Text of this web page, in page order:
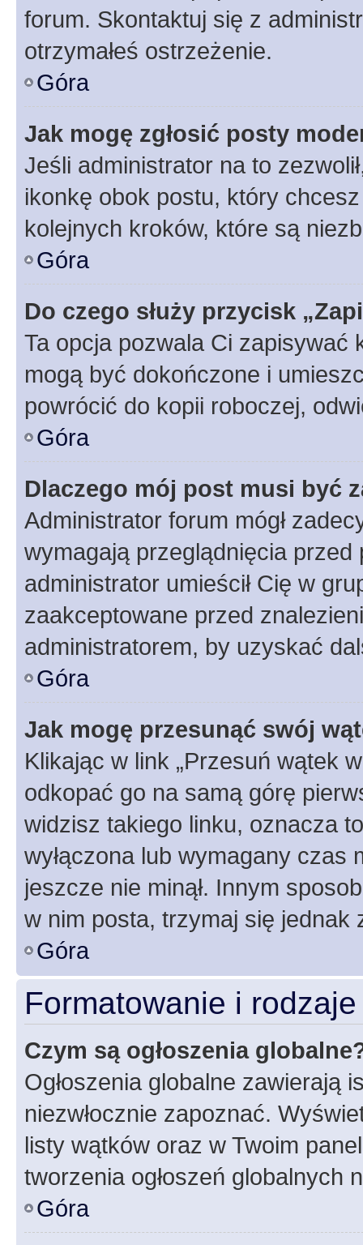
forum. Skontaktuj się z
otrzymałeś ostrzeżenie.
Góra
Jak mogę zgłosić posty
Jeśli administrator na to
ikonkę obok postu, który
kolejnych kroków, które są
Góra
Do czego służy przycisk
Ta opcja pozwala Ci zapisywać
mogą być dokończone i
powrócić do kopii roboczej,
Góra
Dlaczego mój post musi być
Administrator forum mógł
wymagają przeglądnięcia
administrator umieścił Cię w
zaakceptowane przed
administratorem, by uzyskać
Góra
Jak mogę przesunąć swój
Klikając w link „Przesuń wątek
odkopać go na samą górę
widzisz takiego linku, oznacza
wyłączona lub wymagany czas
jeszcze nie minął. Innym
w nim posta, trzymaj się jednak
Góra
Formatowanie i
Czym są ogłoszenia
Ogłoszenia globalne zawierają
niezwłocznie zapoznać.
listy wątków oraz w Twoim
tworzenia ogłoszeń globalnych
Góra